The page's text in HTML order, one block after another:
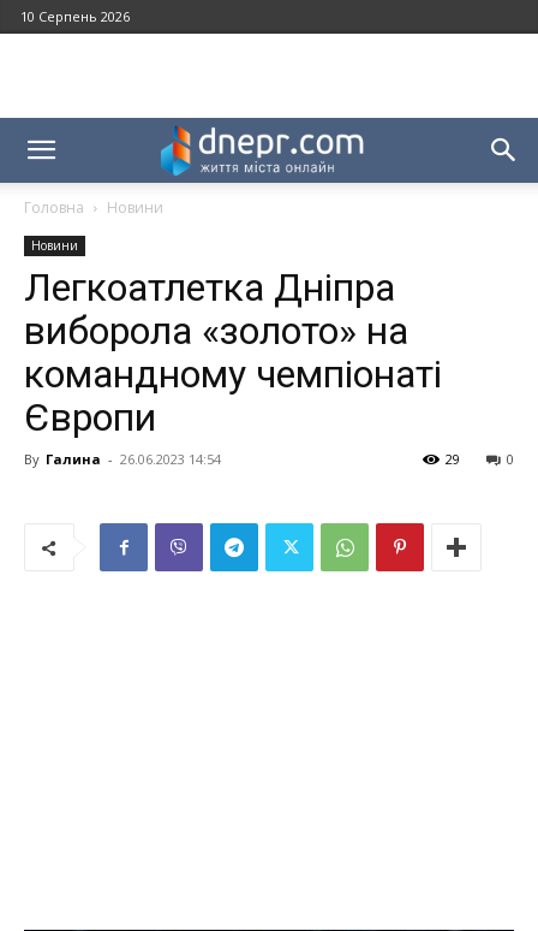
10 Серпень 2026
Головна Новини
Новини
Легкоатлетка Дніпра
виборола «золото» на
командному чемпіонаті
Європи
By Галина - 26.06.2023 14:54 0
29